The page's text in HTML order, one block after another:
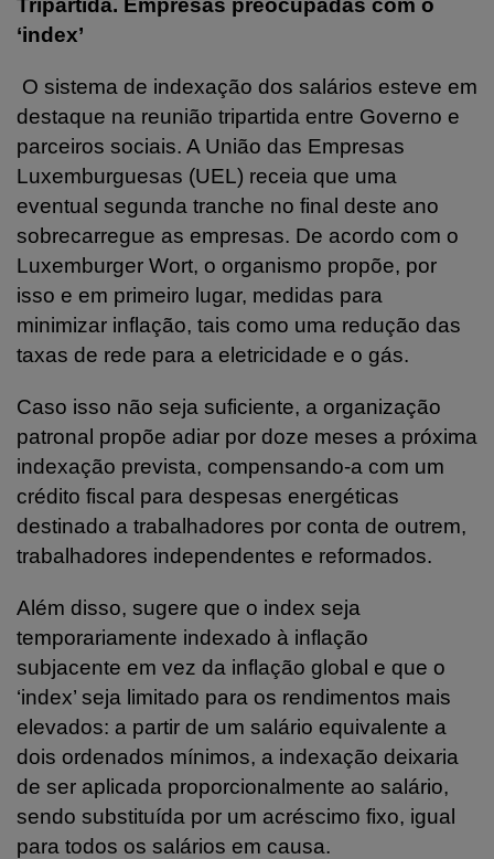
Tripartida. Empresas preocupadas com o
‘index’
O sistema de indexação dos salários esteve em
destaque na reunião tripartida entre Governo e
parceiros sociais. A União das Empresas
Luxemburguesas (UEL) receia que uma
eventual segunda tranche no final deste ano
sobrecarregue as empresas. De acordo com o
Luxemburger Wort, o organismo propõe, por
isso e em primeiro lugar, medidas para
minimizar inflação, tais como uma redução das
taxas de rede para a eletricidade e o gás.
Caso isso não seja suficiente, a organização
patronal propõe adiar por doze meses a próxima
indexação prevista, compensando-a com um
crédito fiscal para despesas energéticas
destinado a trabalhadores por conta de outrem,
trabalhadores independentes e reformados.
Além disso, sugere que o index seja
temporariamente indexado à inflação
subjacente em vez da inflação global e que o
‘index’ seja limitado para os rendimentos mais
elevados: a partir de um salário equivalente a
dois ordenados mínimos, a indexação deixaria
de ser aplicada proporcionalmente ao salário,
sendo substituída por um acréscimo fixo, igual
para todos os salários em causa.